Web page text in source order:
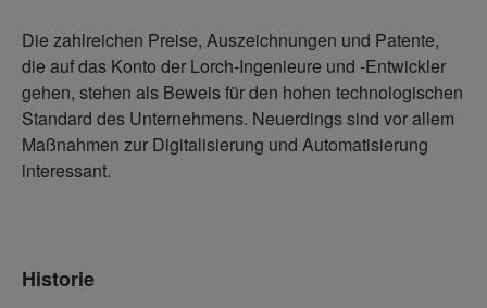
Die zahlreichen Preise, Auszeichnungen und Patente,
die auf das Konto der Lorch-Ingenieure und -Entwickler
gehen, stehen als Beweis für den hohen technologischen
Standard des Unternehmens. Neuerdings sind vor allem
Maßnahmen zur Digitalisierung und Automatisierung
interessant.
Historie